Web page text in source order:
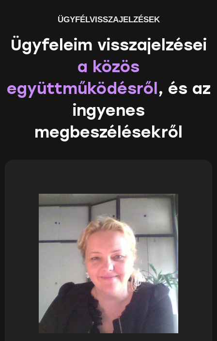
ÜGYFÉLVISSZAJELZÉSEK
Ügyfeleim visszajelzései
a közös
együttműködésről, és az
ingyenes
megbeszélésekről